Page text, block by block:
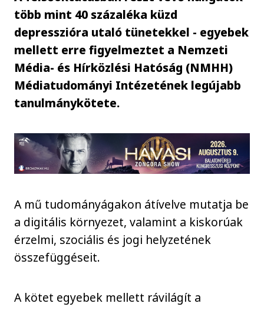
több mint 40 százaléka küzd
depresszióra utaló tünetekkel - egyebek
mellett erre figyelmeztet a Nemzeti
Média- és Hírközlési Hatóság (NMHH)
Médiatudományi Intézetének legújabb
tanulmánykötete.
A mű tudományágakon átívelve mutatja be
a digitális környezet, valamint a kiskorúak
érzelmi, szociális és jogi helyzetének
összefüggéseit.
A kötet egyebek mellett rávilágít a